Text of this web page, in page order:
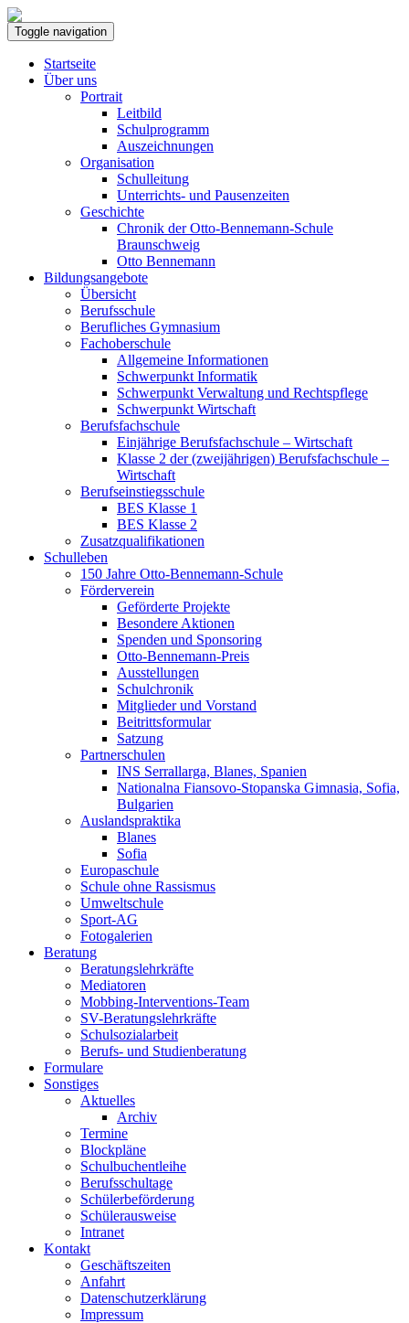
Toggle navigation
Startseite
Über uns
Portrait
Leitbild
Schulprogramm
Auszeichnungen
Organisation
Schulleitung
Unterrichts- und Pausenzeiten
Geschichte
Chronik der Otto-Bennemann-Schule
Braunschweig
Otto Bennemann
Bildungsangebote
Übersicht
Berufsschule
Berufliches Gymnasium
Fachoberschule
Allgemeine Informationen
Schwerpunkt Informatik
Schwerpunkt Verwaltung und Rechtspflege
Schwerpunkt Wirtschaft
Berufsfachschule
Einjährige Berufsfachschule – Wirtschaft
Klasse 2 der (zweijährigen) Berufsfachschule –
Wirtschaft
Berufseinstiegsschule
BES Klasse 1
BES Klasse 2
Zusatzqualifikationen
Schulleben
150 Jahre Otto-Bennemann-Schule
Förderverein
Geförderte Projekte
Besondere Aktionen
Spenden und Sponsoring
Otto-Bennemann-Preis
Ausstellungen
Schulchronik
Mitglieder und Vorstand
Beitrittsformular
Satzung
Partnerschulen
INS Serrallarga, Blanes, Spanien
Nationalna Fiansovo-Stopanska Gimnasia, Sofia,
Bulgarien
Auslandspraktika
Blanes
Sofia
Europaschule
Schule ohne Rassismus
Umweltschule
Sport-AG
Fotogalerien
Beratung
Beratungslehrkräfte
Mediatoren
Mobbing-Interventions-Team
SV-Beratungslehrkräfte
Schulsozialarbeit
Berufs- und Studienberatung
Formulare
Sonstiges
Aktuelles
Archiv
Termine
Blockpläne
Schulbuchentleihe
Berufsschultage
Schülerbeförderung
Schülerausweise
Intranet
Kontakt
Geschäftszeiten
Anfahrt
Datenschutzerklärung
Impressum